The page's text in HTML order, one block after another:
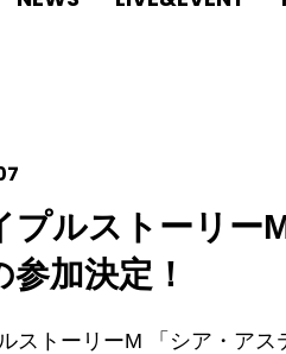
プルストーリ
参加決定！
ルストーリーM 「シア・ア